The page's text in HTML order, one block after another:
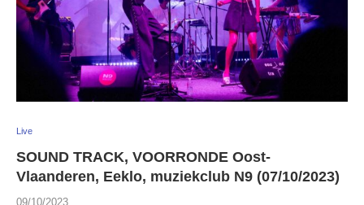
Live
SOUND TRACK, VOORRONDE Oost-
Vlaanderen, Eeklo, muziekclub N9 (07/10/2023)
09/10/2023